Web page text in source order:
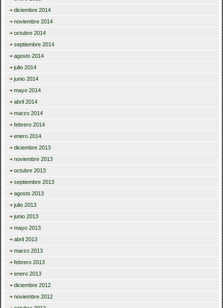
diciembre 2014
noviembre 2014
octubre 2014
septiembre 2014
agosto 2014
julio 2014
junio 2014
mayo 2014
abril 2014
marzo 2014
febrero 2014
enero 2014
diciembre 2013
noviembre 2013
octubre 2013
septiembre 2013
agosto 2013
julio 2013
junio 2013
mayo 2013
abril 2013
marzo 2013
febrero 2013
enero 2013
diciembre 2012
noviembre 2012